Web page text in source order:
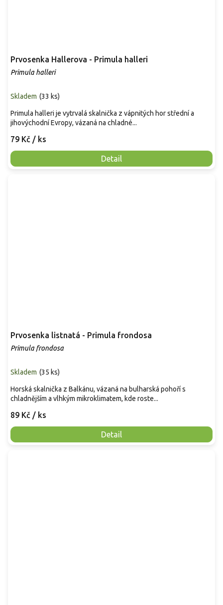
Prvosenka Hallerova - Primula halleri
Primula halleri
Skladem (33 ks)
79 Kč / ks
Detail
Primula halleri je vytrvalá skalnička z vápnitých hor střední a
jihovýchodní Evropy, vázaná na chladné...
Prvosenka listnatá - Primula frondosa
Primula frondosa
Skladem (35 ks)
89 Kč / ks
Detail
Horská skalnička z Balkánu, vázaná na bulharská pohoří s
chladnějším a vlhkým mikroklimatem, kde roste...